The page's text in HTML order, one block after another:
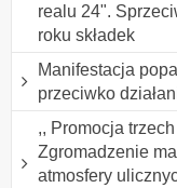
realu 24".
roku składek
Manifestacja
przeciwko
,, Promocja
Zgromadzenie
atmosfery